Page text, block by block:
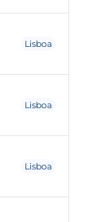
Lisboa
Lisboa
Lisboa